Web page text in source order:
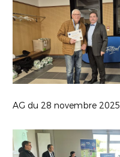
AG du 28 novembre 2025